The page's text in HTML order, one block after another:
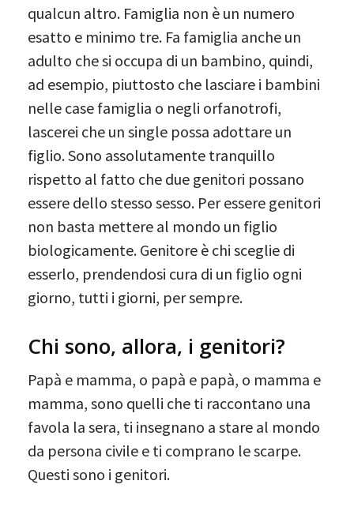
qualcun altro. Famiglia non è un numero
esatto e minimo tre. Fa famiglia anche un
adulto che si occupa di un bambino, quindi,
ad esempio, piuttosto che lasciare i bambini
nelle case famiglia o negli orfanotrofi,
lascerei che un single possa adottare un
figlio. Sono assolutamente tranquillo
rispetto al fatto che due genitori possano
essere dello stesso sesso. Per essere genitori
non basta mettere al mondo un figlio
biologicamente. Genitore è chi sceglie di
esserlo, prendendosi cura di un figlio ogni
giorno, tutti i giorni, per sempre.
Chi sono, allora, i genitori?
Papà e mamma, o papà e papà, o mamma e
mamma, sono quelli che ti raccontano una
favola la sera, ti insegnano a stare al mondo
da persona civile e ti comprano le scarpe.
Questi sono i genitori.